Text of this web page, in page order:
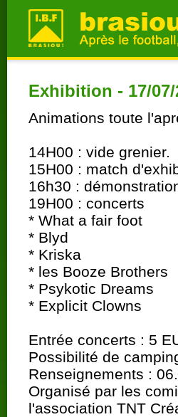
Exhibition - 17/
Animations toute
14H00 : vide grenier.
15H00 : match
16h30 :
19H00 : concerts
* What a fair foot
* Blyd
* Kriska
* les Booze Brothers
* Psykotic Dreams
* Explicit Clowns
Entrée concerts : 5
Possibilité de
Renseignements :
Organisé par les
l'association TNT